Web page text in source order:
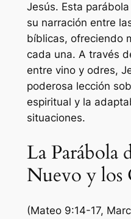
Jesús. Esta
su narración entre
bíblicas, ofreciendo
cada una. A través
entre vino y odres,
poderosa lección
espiritual y la
situaciones.
La Parábola
Nuevo y los
(Mateo 9:14-17,